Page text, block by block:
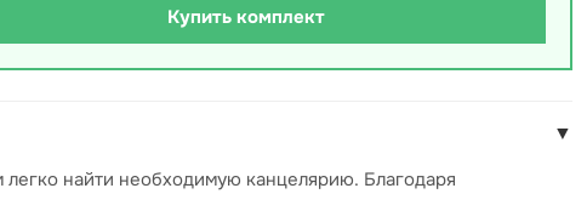
Купить комплект
▼
найти необходимую канцелярию. Благодаря